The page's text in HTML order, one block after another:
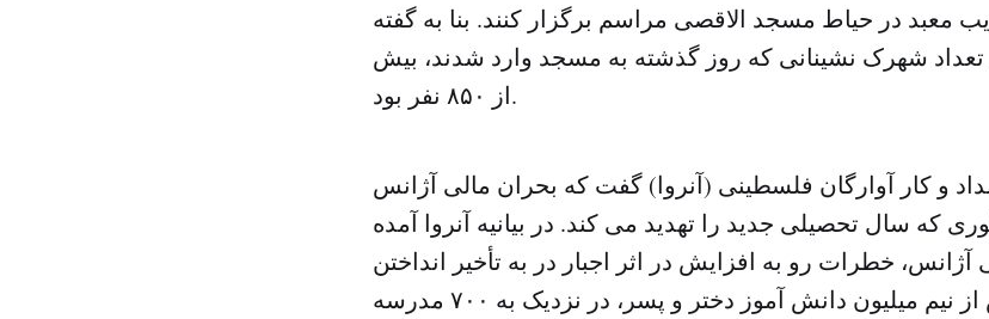
معبد در حیاط مسجد الاقصی مراسم برگزار کنند. بنا به گفته
شهرک نشینانی که روز گذشته به مسجد وارد شدند، بیش
از ۸۵۰ نفر بود.
و کار آوارگان فلسطینی (آنروا) گفت که بحران مالی آژانس
که سال تحصیلی جدید را تهدید می کند. در بیانیه آنروا آمده
خطرات رو به افزایش در اثر اجبار در به تأخیر انداختن
شروع سال تحصیلی بیش از نیم میلیون دانش آموز دختر و پسر، در نزدیک به ۷۰۰ مدرسه